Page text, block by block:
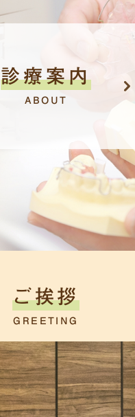
診療案内
ABOUT
ご挨拶
GREETING